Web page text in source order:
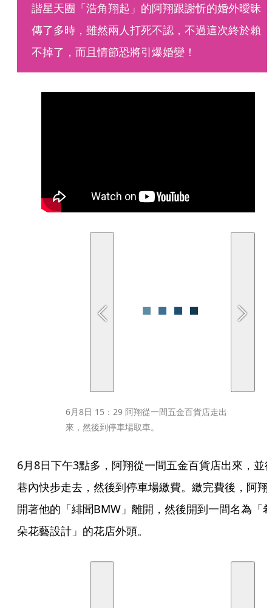
諧星天團「浩角翔起」的阿翔跟謝忻的婚外曖昧
傳了多時，雖然兩人打死不認，不過這次終於賴
不掉了，而且情節恐將引爆婚變！
6月8日 15：29 阿翔從一間五金百貨店走出
來，然後到停車場取車。
6月8日下午3點多，阿翔從一間五金百貨店出來，並
巷內快步走去，然後到停車場繳費。繳完費後，阿翔
開著他的「緋聞BMW」離開，然後開到一間名為「
朵花藝設計」的花店外頭。